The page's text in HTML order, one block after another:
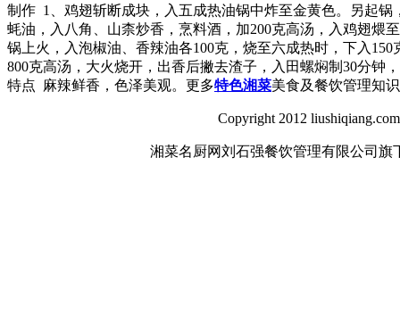
制作 1、鸡翅斩断成块，入五成热油锅中炸至金黄色。另起
蚝油，入八角、山柰炒香，烹料酒，加200克高汤，入鸡翅煨
锅上火，入泡椒油、香辣油各100克，烧至六成热时，下入
800克高汤，大火烧开，出香后撇去渣子，入田螺焖制30分钟
特点 麻辣鲜香，色泽美观。更多特色湘菜美食及餐饮管理知
Copyright 2012
湘菜名厨网刘石强餐饮管理有限公司